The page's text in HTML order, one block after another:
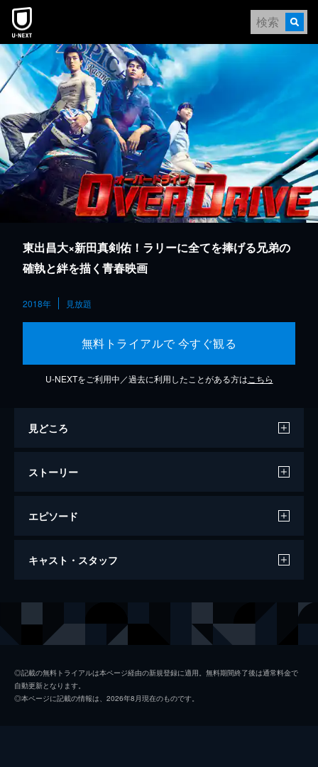
本文へスキップ
東出昌大×新田真剣佑！ラリーに全てを捧げる兄弟の
確執と絆を描く青春映画
2018年 見放題
無料トライアルで 今すぐ観る
U-NEXTをご利用中／過去に利用したことがある方は こちら
見どころ
ストーリー
エピソード
OVER DRIVE
キャスト・スタッフ
檜山直純 新田真剣佑
◎記載の無料トライアルは本ページ経由の新規登録に適用。無料期間終了後は通常料金で
自動更新となります。
◎本ページに記載の情報は、2026年8月現在のものです。